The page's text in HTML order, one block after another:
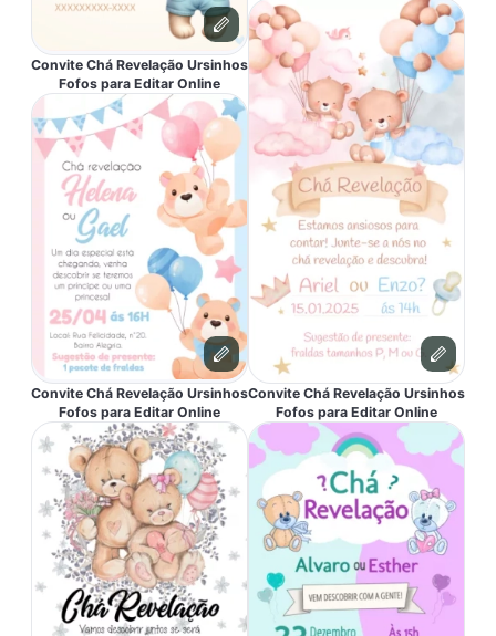
Convite Chá Revelação Ursinhos
Fofos para Editar Online
Convite Chá Revelação Ursinhos
Fofos para Editar Online
Convite Chá Revelação Ursinhos
Fofos para Editar Online